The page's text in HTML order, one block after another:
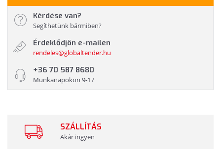
Kérdése van?
Segíthetünk bármiben?
Érdeklődjön e-mailen
rendeles@globaltender.hu
+36 70 587 8680
Munkanapokon 9-17
SZÁLLÍTÁS
Akár ingyen